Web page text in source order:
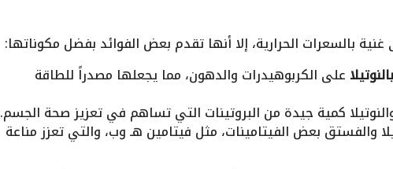
غنية بالسعرات الحرارية، إلا أنها تقدم بعض الفوائد بفضل مكوناتها:
على الكربوهيدرات والدهون، مما يجعلها مصدراً للطاقة
كمية جيدة من البروتينات التي تساهم في تعزيز صحة الجسم.
والفستق بعض الفيتامينات، مثل فيتامين هـ وب، والتي تعزز مناعة